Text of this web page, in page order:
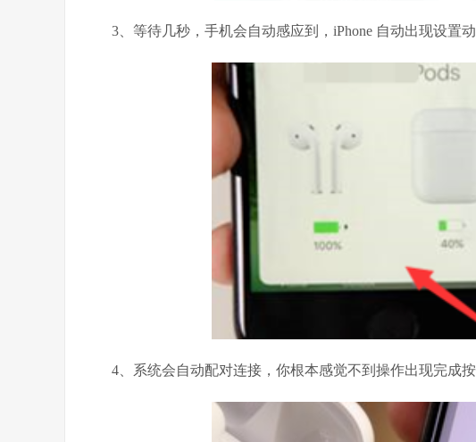
3、等待几秒，手机会自动感应到，iPhone 自动出现设置
4、系统会自动配对连接，你根本感觉不到操作出现完成